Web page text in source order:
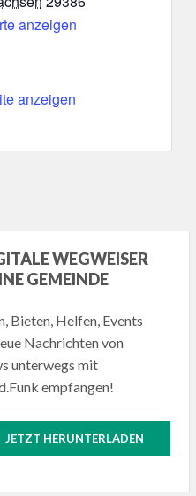
anzeigen
anzeigen
WEGWEISER
GEMEINDE
Bieten, Helfen, Events
Nachrichten von
unterwegs mit
empfangen!
JETZT HERUNTERLADEN